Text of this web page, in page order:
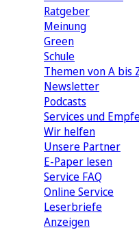
Ratgeber
Meinung
Green
Schule
Themen von A bis
Newsletter
Podcasts
Services und
Wir helfen
Unsere Partner
E-Paper lesen
Service FAQ
Online Service
Leserbriefe
Anzeigen